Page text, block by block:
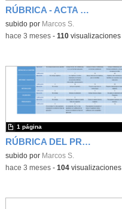
RÚBRICA - ACTA DE EVALUACIÓN DE LA DEFENSA (TRIBUNAL)
Contenido educativo.
subido por Marcos S.
-hace 3 meses- 110visualizaciones
RÚBRICA DEL PROYECTO DE INVESTIGACIÓN ESCRITO
Contenido educativo.
subido por Marcos S.
1 página
-hace 3 meses- 104visualizaciones